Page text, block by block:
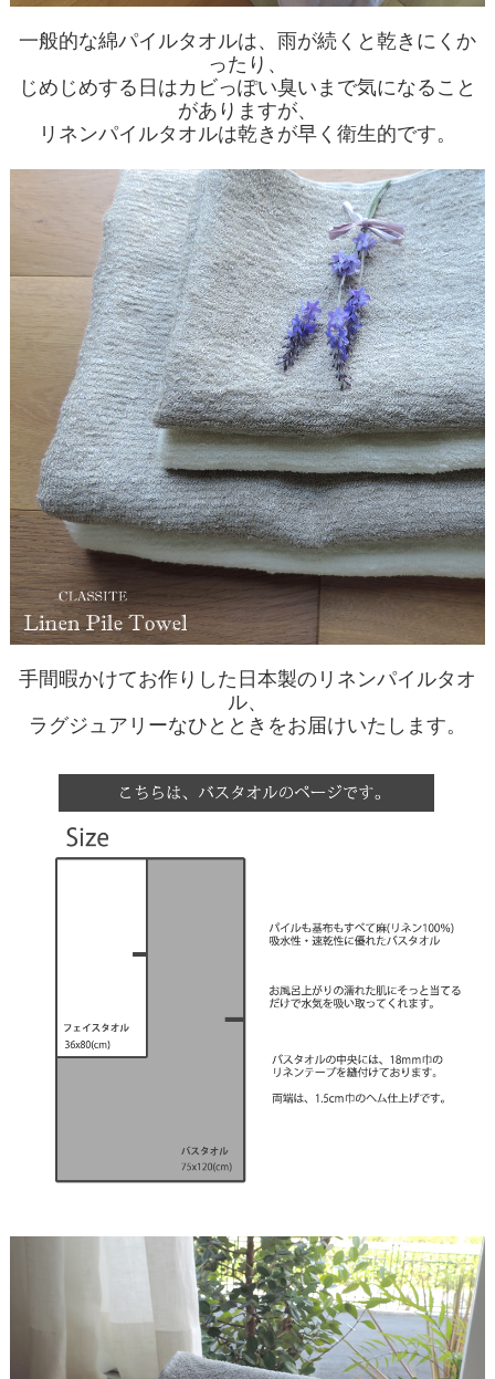
一般的な綿パイルタオルは、雨が続くと乾きにくか
ったり、
じめじめする日はカビっぽい臭いまで気になること
がありますが、
リネンパイルタオルは乾きが早く衛生的です。
手間暇かけてお作りした日本製のリネンパイルタオ
ル、
ラグジュアリーなひとときをお届けいたします。